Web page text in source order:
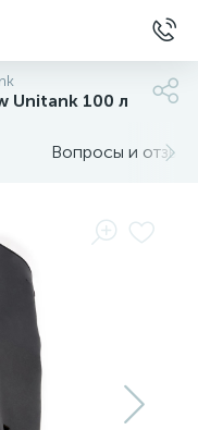
Unitank 100 л
Вопросы и отзывы